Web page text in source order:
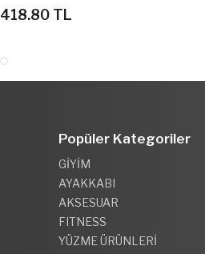
SETİ
418.80 TL
Popüler Kategoriler
GİYİM
AYAKKABI
AKSESUAR
FITNESS
YÜZME ÜRÜNLERİ